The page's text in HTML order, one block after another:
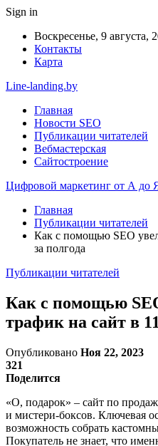
Sign in
Воскресенье, 9 августа,
Контакты
Карта
Line-landing.by
Главная
Новости SEO
Публикации читателей
Вебмастерская
Сайтостроение
Цифровой маркетинг от А до
Главная
Публикации читателей
Как с помощью SEO
за полгода
Публикации читателей
Как с помощью
трафик на сайт в
Опубликовано Ноя 22, 2023
321
Поделится
«О, подарок» – сайт по
и мистери-боксов. Ключевая
возможность собрать
Покупатель не знает, что